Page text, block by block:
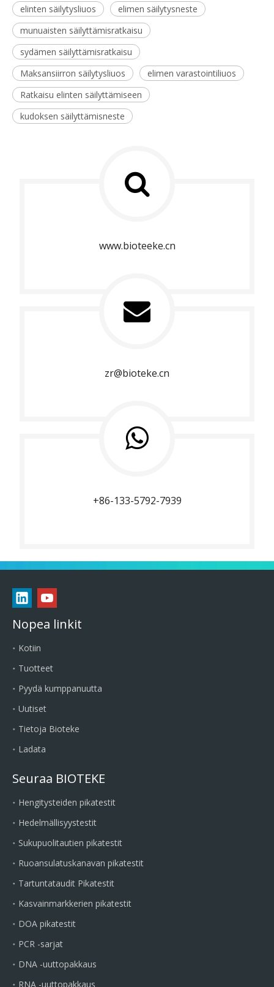
elinten säilytysliuos
elimen säilytysneste
munuaisten säilyttämisratkaisu
sydämen säilyttämisratkaisu
Maksansiirron säilytysliuos
elimen varastointiliuos
Ratkaisu elinten säilyttämiseen
kudoksen säilyttämisneste
www.bioteeke.cn
zr@bioteke.cn
+86-133-5792-7939
Nopea linkit
Kotiin
Tuotteet
Pyydä kumppanuutta
Uutiset
Tietoja Bioteke
Ladata
Seuraa BIOTEKE
Hengitysteiden pikatestit
Hedelmällisyystestit
Sukupuolitautien pikatestit
Ruoansulatuskanavan pikatestit
Tartuntataudit Pikatestit
Kasvainmarkkerien pikatestit
DOA pikatestit
PCR -sarjat
DNA -uuttopakkaus
RNA -uuttopakkaus